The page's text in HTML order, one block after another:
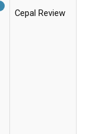
Cepal Review